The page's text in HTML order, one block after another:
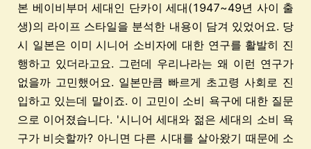
본 베이비부머 세대인 단카이 세대(1947~49년 사이 출
생)의 라이프 스타일을 분석한 내용이 담겨 있었어요. 당
시 일본은 이미 시니어 소비자에 대한 연구를 활발히 진
행하고 있더라고요. 그런데 우리나라는 왜 이런 연구가
없을까 고민했어요. 일본만큼 빠르게 초고령 사회로 진
입하고 있는데 말이죠. 이 고민이 소비 욕구에 대한 질문
으로 이어졌습니다. '시니어 세대와 젊은 세대의 소비 욕
구가 비슷할까? 아니면 다른 시대를 살아왔기 때문에 소